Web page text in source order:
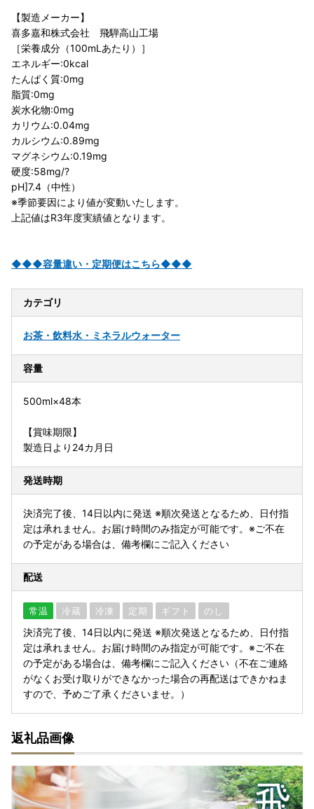
【製造メーカー】
喜多嘉和株式会社 飛騨高山工場
［栄養成分（100mLあたり）］
エネルギー:0kcal
たんぱく質:0mg
脂質:0mg
炭水化物:0mg
カリウム:0.04mg
カルシウム:0.89mg
マグネシウム:0.19mg
硬度:58mg/?
pH]7.4（中性）
※季節要因により値が変動いたします。
上記値はR3年度実績値となります。
◆◆◆容量違い・定期便はこちら◆◆◆
カテゴリ
お茶・飲料水・ミネラルウォーター
容量
500ml×48本
【賞味期限】
製造日より24カ月日
発送時期
決済完了後、14日以内に発送 ※順次発送となるため、日付指
定は承れません。お届け時間のみ指定が可能です。※ご不在
の予定がある場合は、備考欄にご記入ください
配送
常温 冷蔵 冷凍 定期 ギフト のし
決済完了後、14日以内に発送 ※順次発送となるため、日付指
定は承れません。お届け時間のみ指定が可能です。※ご不在
の予定がある場合は、備考欄にご記入ください（不在ご連絡
がなくお受け取りができなかった場合の再配送はできかねま
すので、予めご了承くださいませ。）
返礼品画像